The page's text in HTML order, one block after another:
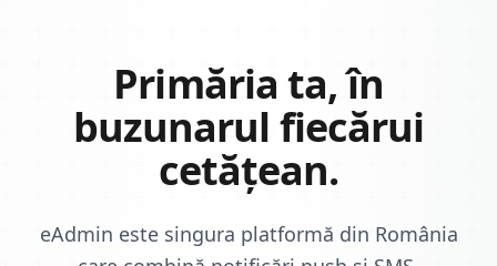
Primăria ta, în
buzunarul fiecărui
cetățean.
eAdmin este singura platformă din România